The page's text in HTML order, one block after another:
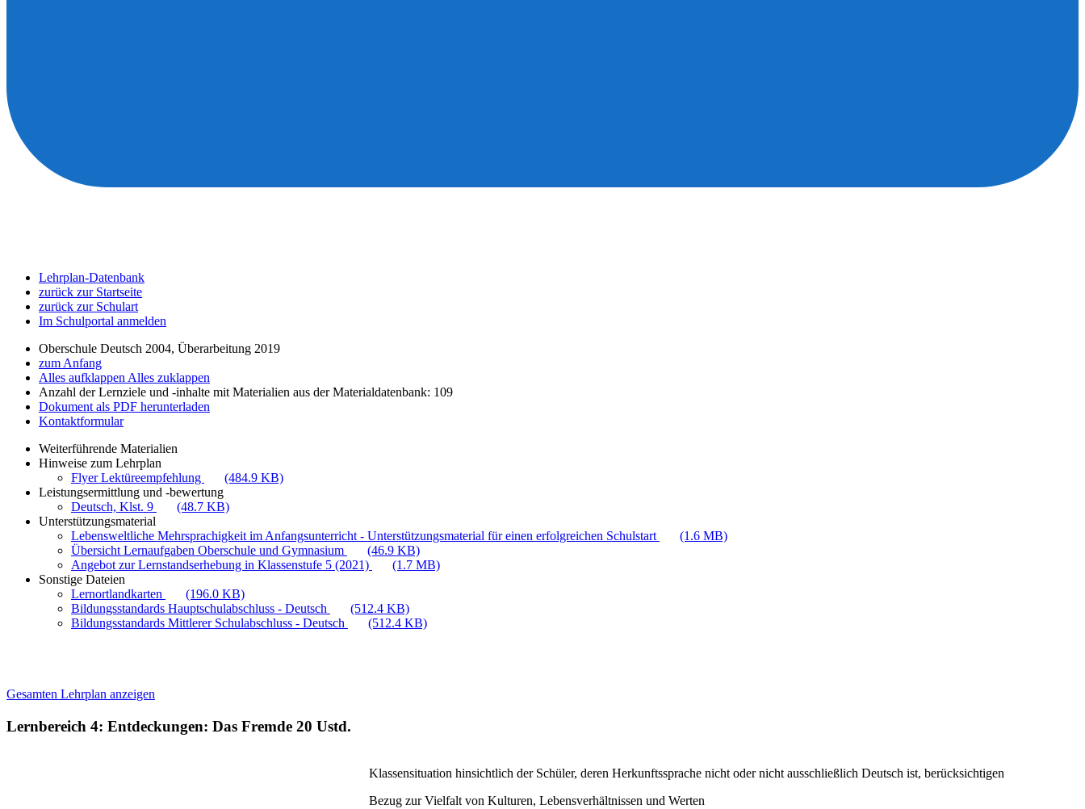
Lehrplan-Datenbank
zurück zur Startseite
zurück zur Schulart
Im Schulportal anmelden
Oberschule Deutsch 2004, Überarbeitung 2019
zum Anfang
Alles aufklappen Alles zuklappen
Anzahl der Lernziele und -inhalte mit Materialien aus der Materialdatenbank: 109
Dokument als PDF herunterladen
Kontaktformular
Weiterführende Materialien
Hinweise zum Lehrplan
Flyer Lektüreempfehlung
(484.9 KB)
Leistungsermittlung und -bewertung
Deutsch, Klst. 9
(48.7 KB)
Unterstützungsmaterial
Lebensweltliche Mehrsprachigkeit im Anfangsunterricht - Unterstützungsmaterial für einen erfolgreichen Schulstart
(1.6 MB)
Übersicht Lernaufgaben Oberschule und Gymnasium
(46.9 KB)
Angebot zur Lernstandserhebung in Klassenstufe 5 (2021)
(1.7 MB)
Sonstige Dateien
Lernortlandkarten
(196.0 KB)
Bildungsstandards Hauptschulabschluss - Deutsch
(512.4 KB)
Bildungsstandards Mittlerer Schulabschluss - Deutsch
(512.4 KB)
Gesamten Lehrplan anzeigen
Lernbereich 4: Entdeckungen: Das Fremde 20 Ustd.
Klassensituation hinsichtlich der Schüler, deren Herkunftssprache nicht oder nicht ausschließlich Deutsch ist, berücksichtigen
Bezug zur Vielfalt von Kulturen, Lebensverhältnissen und Werten